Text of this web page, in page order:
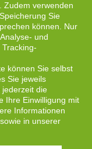
Zudem verwenden
Sie
können. Nur
und
können Sie selbst
Sie jeweils
die
Ihre Einwilligung mit
Informationen
in unserer